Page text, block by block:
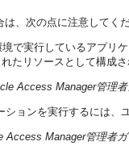
、次の点に注意してく
で実行しているアプリ
たリソースとして構成
Access Manager管理
ションを実行するには、
Access Manager管理者